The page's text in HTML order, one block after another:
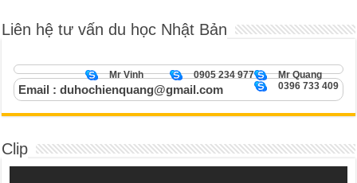
Liên hệ tư vấn du học Nhật Bản
Mr Quang
0905 234 977
Mr Vinh
0396 733 409
Email : duhochienquang@gmail.com
Clip